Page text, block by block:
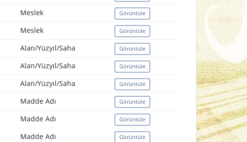
Meslek Görüntüle
Meslek Görüntüle
Alan/Yüzyıl/Saha Görüntüle
Alan/Yüzyıl/Saha Görüntüle
Alan/Yüzyıl/Saha Görüntüle
Madde Adı Görüntüle
Madde Adı Görüntüle
Madde Adı Görüntüle